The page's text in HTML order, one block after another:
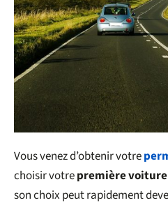
Actualités
Contact
Vous venez d’obtenir votre
choisir votrepremière voiture
son choix peut rapidement